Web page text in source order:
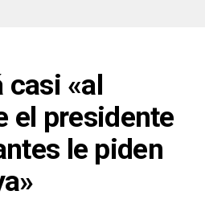
casi «al
el presidente
le piden